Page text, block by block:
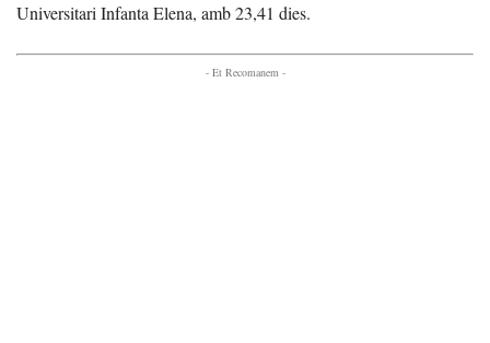
Universitari Infanta Elena, amb 23,41 dies.
- Et Recomanem -